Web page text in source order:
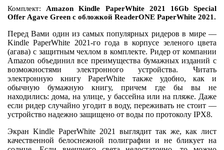
Комплект: Amazon Kindle PaperWhite 2021 16Gb Special
Offer Agave Green с обложкой ReaderONE PaperWhite 2021.
Перед Вами один из самых популярных ридеров в мире —
Kindle PaperWhite 2021-го года в корпусе зеленого цвета
(агава) с защитным чехлом в комплекте. Ридер от компании
Amazon объединил все преимущества бумажных изданий с
возможностями электронного устройства. Читать
электронную книгу PaperWhite также удобно, как и
обычную бумажную книгу, причем где бы вы не
находились: дома, на улице, у бассейна или на пляже. Даже
если ридер случайно угодит в воду, переживать не стоит —
устройство надежно защищено от воды по протоколу IPХ8.
Экран Kindle PaperWhite 2021 выглядит так же, как лист
качественной белоснежной полиграфии и не бликует на